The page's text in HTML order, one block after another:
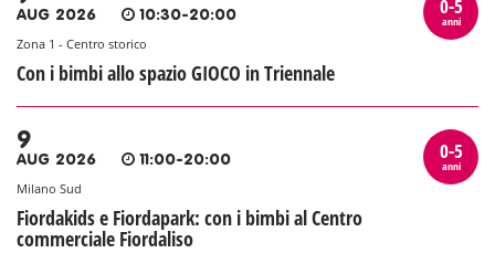
AUG 2026 10:30-20:00
Zona 1 - Centro storico
Con i bimbi allo spazio GIOCO in Triennale
0-5
anni
9
AUG 2026 11:00-20:00
Milano Sud
Fiordakids e Fiordapark: con i bimbi al Centro
commerciale Fiordaliso
0-5
anni